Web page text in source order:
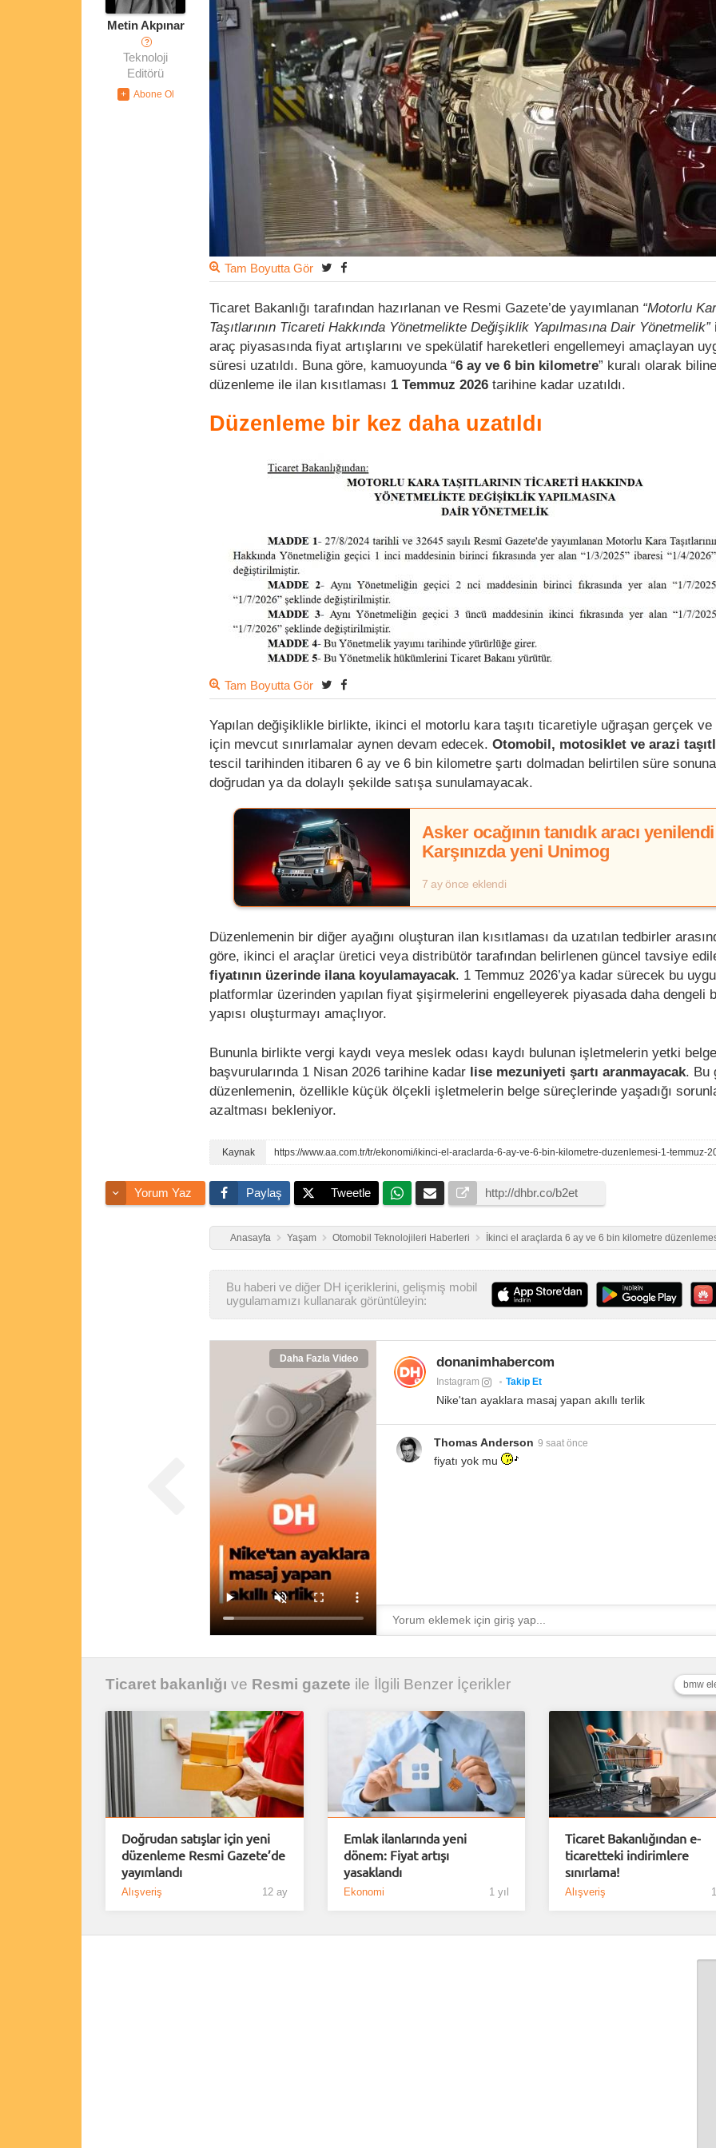
Metin Akpınar
?
Teknoloji
Editörü
Tam Boyutta Gör
Ticaret Bakanlığı tarafından hazırlanan ve Resmi Gazete’de yayımlanan “Motorlu
Taşıtlarının Ticareti Hakkında Yönetmelikte Değişiklik Yapılmasına Dair Yönetmelik”
araç piyasasında fiyat artışlarını ve spekülatif hareketleri engellemeyi amaçlayan
süresi uzatıldı. Buna göre, kamuoyunda “6 ay ve 6 bin kilometre” kuralı olarak
düzenleme ile ilan kısıtlaması 1 Temmuz 2026 tarihine kadar uzatıldı.
Düzenleme bir kez daha uzatıldı
Tam Boyutta Gör
Yapılan değişiklikle birlikte, ikinci el motorlu kara taşıtı ticaretiyle uğraşan gerçek
için mevcut sınırlamalar aynen devam edecek. Otomobil, motosiklet ve arazi
tescil tarihinden itibaren 6 ay ve 6 bin kilometre şartı dolmadan belirtilen süre
doğrudan ya da dolaylı şekilde satışa sunulamayacak.
Asker ocağının tanıdık aracı
Karşınızda yeni Unimog
7 ay önce eklendi
Düzenlemenin bir diğer ayağını oluşturan ilan kısıtlaması da uzatılan tedbirler
göre, ikinci el araçlar üretici veya distribütör tarafından belirlenen güncel tavsiye
fiyatının üzerinde ilana koyulamayacak. 1 Temmuz 2026’ya kadar sürecek bu
platformlar üzerinden yapılan fiyat şişirmelerini engelleyerek piyasada daha dengeli
yapısı oluşturmayı amaçlıyor.
Bununla birlikte vergi kaydı veya meslek odası kaydı bulunan işletmelerin yetki
başvurularında 1 Nisan 2026 tarihine kadar lise mezuniyeti şartı aranmayacak. Bu
düzenlemenin, özellikle küçük ölçekli işletmelerin belge süreçlerinde yaşadığı
azaltması bekleniyor.
Yorum Yaz Paylaş Tweetle
Anasayfa Yaşam Otomobil Teknolojileri Haberleri İkinci el araçlarda 6 ay ve 6 bin kilometre
Bu haberi ve diğer DH içeriklerini, gelişmiş mobil
uygulamamızı kullanarak görüntüleyin:
Daha Fazla Video donanimhabercom
Instagram Takip Et
Nike'tan ayaklara masaj yapan akıllı terlik
Thomas Anderson 9 saat önce
fiyatı yok mu
Ticaret bakanlığı ve Resmi gazete ile İlgili Benzer İçerikler bmw
Doğrudan satışlar için yeni
düzenleme Resmi Gazete’de
yayımlandı
Alışveriş 12 ay
Emlak ilanlarında yeni
dönem: Fiyat artışı
yasaklandı
Ekonomi 1 yıl
Ticaret Bakanlığından e-
ticaretteki indirimlere
sınırlama!
Alışveriş